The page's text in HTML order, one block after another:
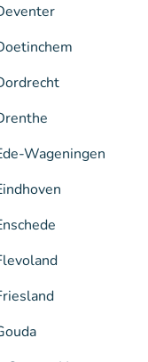
Wageningen